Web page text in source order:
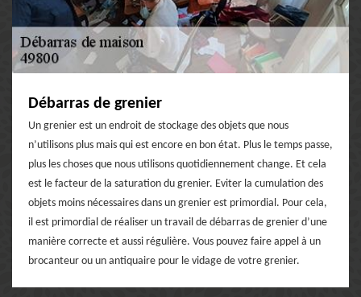
Débarras de grenier
Un grenier est un endroit de stockage des objets que nous
n’utilisons plus mais qui est encore en bon état. Plus le temps passe,
plus les choses que nous utilisons quotidiennement change. Et cela
est le facteur de la saturation du grenier. Eviter la cumulation des
objets moins nécessaires dans un grenier est primordial. Pour cela,
il est primordial de réaliser un travail de débarras de grenier d’une
manière correcte et aussi régulière. Vous pouvez faire appel à un
brocanteur ou un antiquaire pour le vidage de votre grenier.